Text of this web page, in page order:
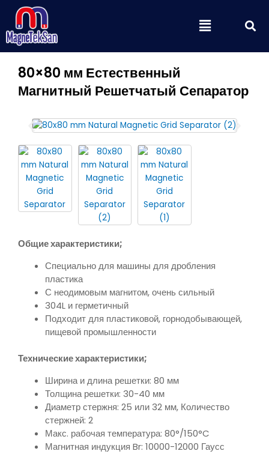
Перейти
содержимому
Меню
80×80 мм Естественный
Магнитный Решетчатый Сепаратор
Общие характеристики;
Специально для машины для дробления
пластика
С неодимовым магнитом, очень сильный
304L и герметичный
Подходит для пластиковой, горнодобывающей,
пищевой промышленности
Технические характеристики;
Ширина и длина решетки: 80 мм
Толщина решетки: 30-40 мм
Диаметр стержня: 25 или 32 мм, Количество
стержней: 2
Макс. рабочая температура: 80°/150°C
Магнитная индукция Br: 10000-12000 Гаусс